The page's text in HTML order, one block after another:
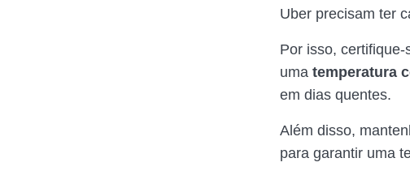
Uber precisam ter
Por isso,
uma temperatura
em dias quentes.
Além disso,
para garantir uma